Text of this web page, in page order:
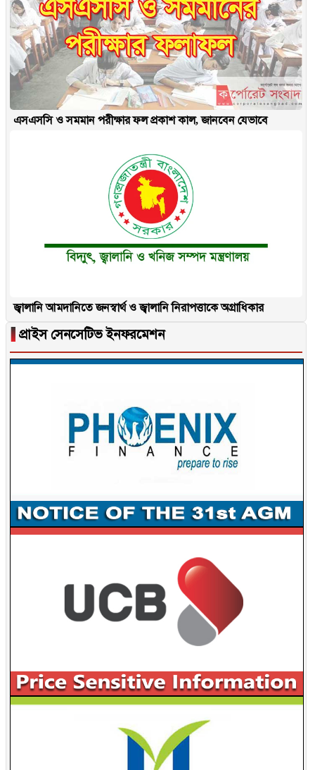
এসএসসি ও সমমান পরীক্ষার ফল প্রকাশ কাল, জানবেন যেভাবে
জ্বালানি আমদানিতে জনস্বার্থ ও জ্বালানি নিরাপত্তাকে অগ্রাধিকার
▐ প্রাইস সেনসেটিভ ইনফরমেশন